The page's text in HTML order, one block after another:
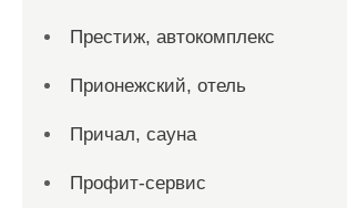
Престиж, автокомплекс
Прионежский, отель
Причал, сауна
Профит-сервис